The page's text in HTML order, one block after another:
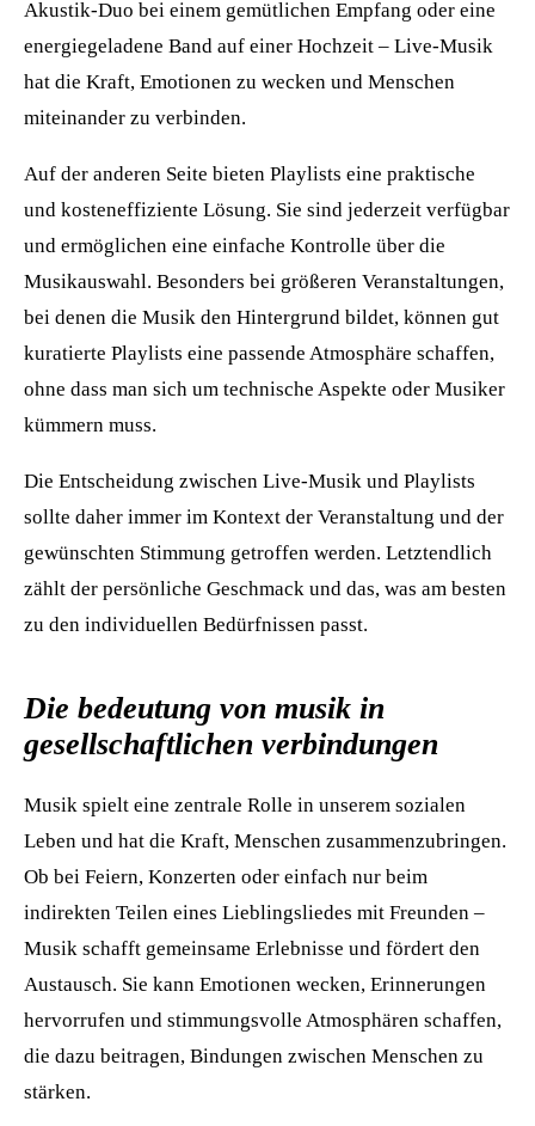
Akustik-Duo bei einem gemütlichen Empfang oder eine
energiegeladene Band auf einer Hochzeit – Live-Musik
hat die Kraft, Emotionen zu wecken und Menschen
miteinander zu verbinden.
Auf der anderen Seite bieten Playlists eine praktische
und kosteneffiziente Lösung. Sie sind jederzeit verfügbar
und ermöglichen eine einfache Kontrolle über die
Musikauswahl. Besonders bei größeren Veranstaltungen,
bei denen die Musik den Hintergrund bildet, können gut
kuratierte Playlists eine passende Atmosphäre schaffen,
ohne dass man sich um technische Aspekte oder Musiker
kümmern muss.
Die Entscheidung zwischen Live-Musik und Playlists
sollte daher immer im Kontext der Veranstaltung und der
gewünschten Stimmung getroffen werden. Letztendlich
zählt der persönliche Geschmack und das, was am besten
zu den individuellen Bedürfnissen passt.
Die bedeutung von musik in
gesellschaftlichen verbindungen
Musik spielt eine zentrale Rolle in unserem sozialen
Leben und hat die Kraft, Menschen zusammenzubringen.
Ob bei Feiern, Konzerten oder einfach nur beim
indirekten Teilen eines Lieblingsliedes mit Freunden –
Musik schafft gemeinsame Erlebnisse und fördert den
Austausch. Sie kann Emotionen wecken, Erinnerungen
hervorrufen und stimmungsvolle Atmosphären schaffen,
die dazu beitragen, Bindungen zwischen Menschen zu
stärken.